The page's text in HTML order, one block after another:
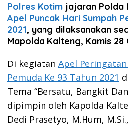
Polres Kotim jajaran Polda
Apel Puncak Hari Sumpah
2021, yang dilaksanakan
Mapolda Kalteng, Kamis 28
Di kegiatan Apel
Pemuda Ke 93 Tahun 2021
Tema “Bersatu, Bangkit
dipimpin oleh Kapolda
Dedi Prasetyo, M.Hum,